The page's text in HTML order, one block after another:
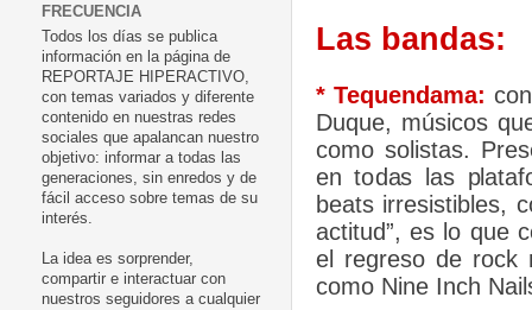
Las bandas:
* Tequendama:
Duque, músicos
como solistas.
en todas las
beats irresistibles,
actitud”, es lo que
el regreso de rock
como Nine Inch
FRECUENCIA
Todos los días se publica
información en la página de
REPORTAJE HIPERACTIVO,
con temas variados y diferente
contenido en nuestras redes
sociales que apalancan nuestro
objetivo: informar a todas las
generaciones, sin enredos y de
fácil acceso sobre temas de su
interés.
La idea es sorprender,
compartir e interactuar con
nuestros seguidores a cualquier